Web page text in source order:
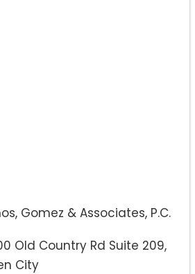
Gomez & Associates, P.C.
Old Country Rd Suite 209,
City